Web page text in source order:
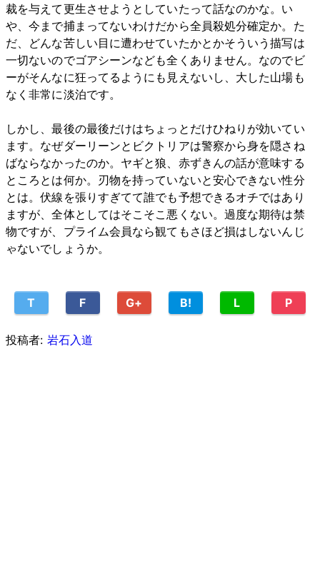
裁を与えて更生させようとしていたって話なのかな。い
や、今まで捕まってないわけだから全員殺処分確定か。た
だ、どんな苦しい目に遭わせていたかとかそういう描写は
一切ないのでゴアシーンなども全くありません。なのでビ
ーがそんなに狂ってるようにも見えないし、大した山場も
なく非常に淡泊です。
しかし、最後の最後だけはちょっとだけひねりが効いてい
ます。なぜダーリーンとビクトリアは警察から身を隠さね
ばならなかったのか。ヤギと狼、赤ずきんの話が意味する
ところとは何か。刃物を持っていないと安心できない性分
とは。伏線を張りすぎてて誰でも予想できるオチではあり
ますが、全体としてはそこそこ悪くない。過度な期待は禁
物ですが、プライム会員なら観てもさほど損はしないんじ
ゃないでしょうか。
T F G+ B! L P
投稿者: 岩石入道